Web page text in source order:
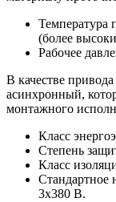
Температура
(более
Рабочее
В качестве привода
асинхронный,
монтажного
Класс
Степень
Класс
Стандартное
3x380 В.